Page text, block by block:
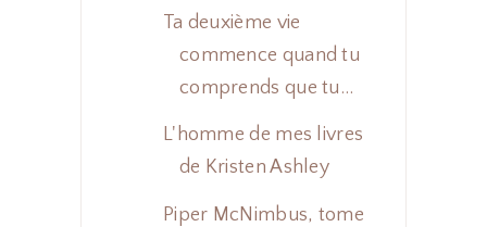
Ta deuxième vie
commence quand tu
comprends que tu...
L'homme de mes livres
de Kristen Ashley
Piper McNimbus, tome